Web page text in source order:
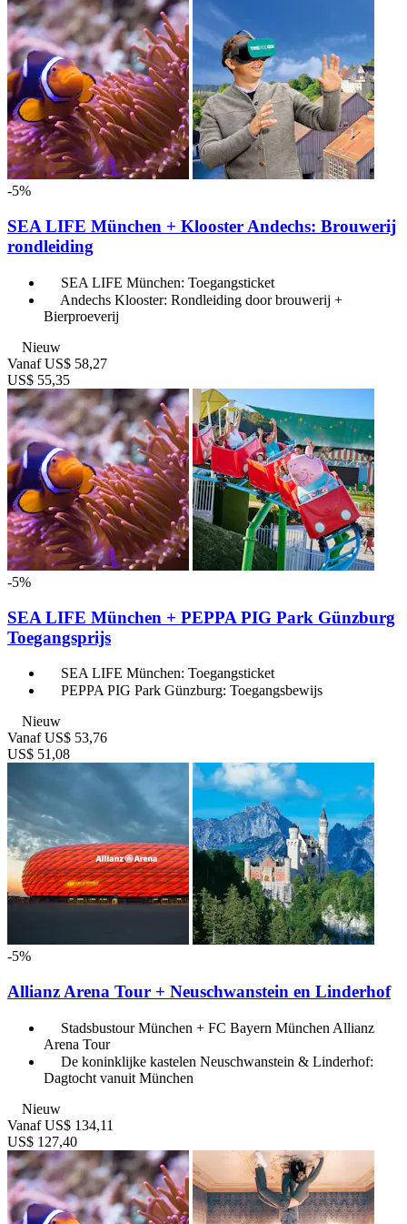
-5%
SEA LIFE München + Klooster Andechs: Brouwerij
rondleiding
SEA LIFE München: Toegangsticket
Andechs Klooster: Rondleiding door brouwerij +
Bierproeverij
Nieuw
Vanaf US$ 58,27
US$ 55,35
-5%
SEA LIFE München + PEPPA PIG Park Günzburg
Toegangsprijs
SEA LIFE München: Toegangsticket
PEPPA PIG Park Günzburg: Toegangsbewijs
Nieuw
Vanaf US$ 53,76
US$ 51,08
-5%
Allianz Arena Tour + Neuschwanstein en Linderhof
Stadsbustour München + FC Bayern München Allianz
Arena Tour
De koninklijke kastelen Neuschwanstein & Linderhof:
Dagtocht vanuit München
Nieuw
Vanaf US$ 134,11
US$ 127,40